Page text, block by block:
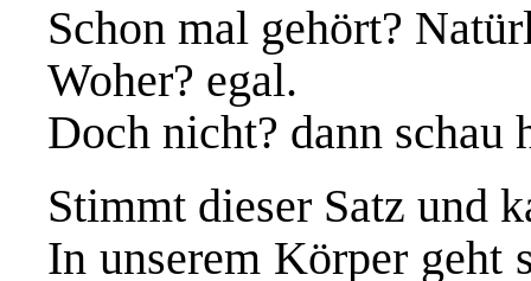
Schon mal gehört?
Woher? egal.
Doch nicht? dann schau
Stimmt dieser Satz und
In unserem Körper geht